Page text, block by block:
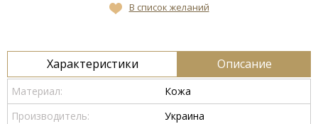
В список желаний
Характеристики Описание
Материал:
Кожа
Производитель:
Украина